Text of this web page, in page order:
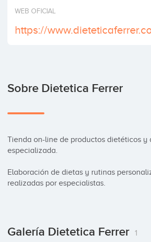
Invertir
WEB OFICIAL
https://
Sobre Dietetica Ferrer
Tienda on-line de productos dietéticos y
especializada.
Elaboración de dietas y rutinas
realizadas por especialistas.
Galería Dietetica Ferrer 1